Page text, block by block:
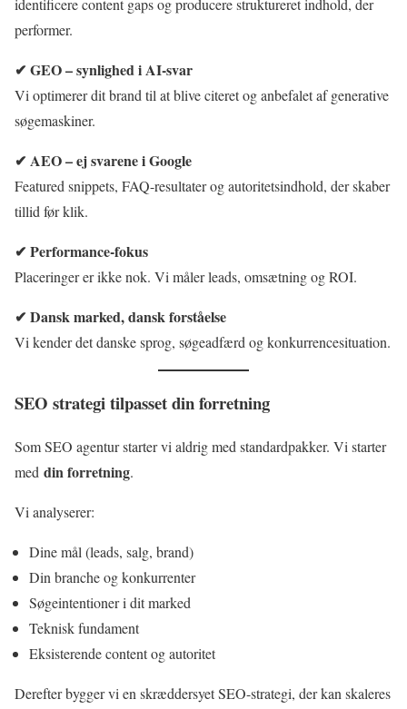
identificere content gaps og producere struktureret indhold, der
performer.
✔ GEO – synlighed i AI-svar
Vi optimerer dit brand til at blive citeret og anbefalet af generative
søgemaskiner.
✔ AEO – ej svarene i Google
Featured snippets, FAQ-resultater og autoritetsindhold, der skaber
tillid før klik.
✔ Performance-fokus
Placeringer er ikke nok. Vi måler leads, omsætning og ROI.
✔ Dansk marked, dansk forståelse
Vi kender det danske sprog, søgeadfærd og konkurrencesituation.
SEO strategi tilpasset din forretning
Som SEO agentur starter vi aldrig med standardpakker. Vi starter
med din forretning.
Vi analyserer:
Dine mål (leads, salg, brand)
Din branche og konkurrenter
Søgeintentioner i dit marked
Teknisk fundament
Eksisterende content og autoritet
Derefter bygger vi en skræddersyet SEO-strategi, der kan skaleres